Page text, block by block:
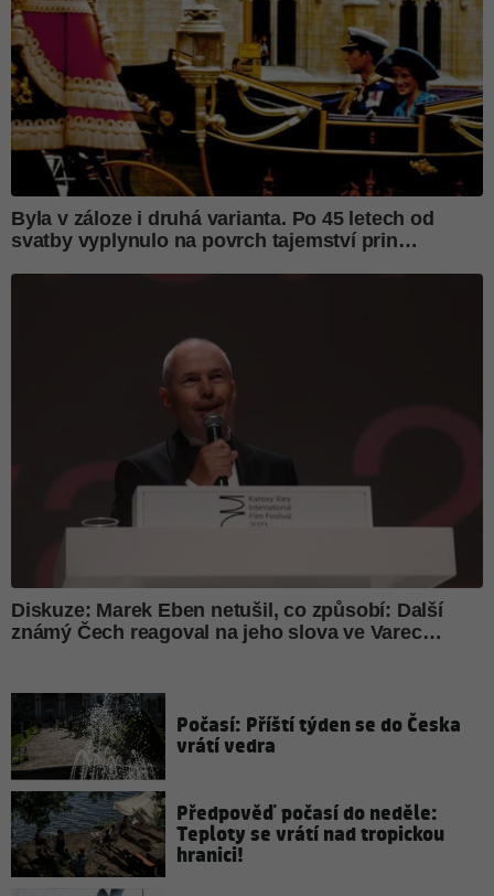
Počasí: Příští týden se do Česka
vrátí vedra
Předpověď počasí do neděle:
Teploty se vrátí nad tropickou
hranici!